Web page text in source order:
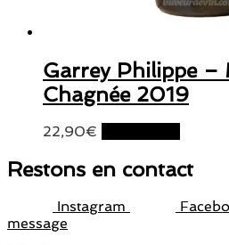
Garrey Philippe –
Chagnée 2019
22,90€
Restons en contact
Instagram
message